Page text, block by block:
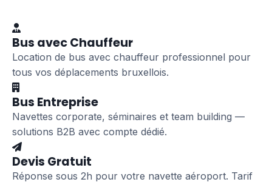
Bus avec Chauffeur
Location de bus avec chauffeur professionnel pour
tous vos déplacements bruxellois.
Bus Entreprise
Navettes corporate, séminaires et team building —
solutions B2B avec compte dédié.
Devis Gratuit
Réponse sous 2h pour votre navette aéroport. Tarif